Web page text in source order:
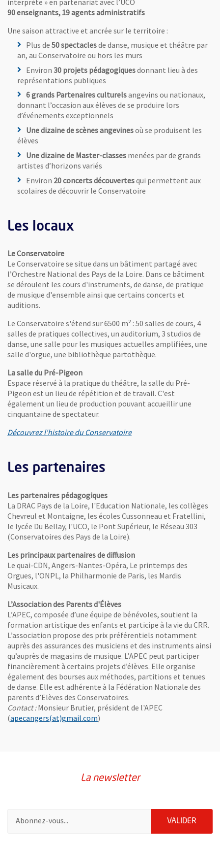
90 enseignants, 19 agents administratifs
Une saison attractive et ancrée sur le territoire :
Plus de 50 spectaclesde danse, musique et théâtre par
an, au Conservatoire ou hors les murs
Environ 30 projets pédagogiquesdonnant lieu à des
représentations publiques
6 grands Partenaires culturelsangevins ou nationaux,
donnant l’occasion aux élèves de se produire lors
d’événements exceptionnels
Une dizaine de scènes angevinesoù se produisent les
élèves
Une dizaine de Master-classes menées par de grands
artistes d’horizons variés
Environ 20 concerts découvertesqui permettent aux
scolaires de découvrir le Conservatoire
Les locaux
Le Conservatoire
Le Conservatoire se situe dans un bâtiment partagé avec
l’Orchestre National des Pays de la Loire. Dans ce bâtiment
se déroulent les cours d'instruments, de danse, de pratique
de musique d'ensemble ainsi que certains concerts et
auditions.
Le Conservatoire s'étend sur 6500 m² : 50 salles de cours, 4
salles de pratiques collectives, un auditorium, 3 studios de
danse, une salle pour les musiques actuelles amplifiées, une
salle d'orgue, une bibliothèque partothèque.
La salle du Pré-Pigeon
Espace réservé à la pratique du théâtre, la salle du Pré-
Pigeon est un lieu de répétition et de travail. C'est
également un lieu de production pouvant accueillir une
cinquantaine de spectateur.
Découvrez l'histoire du Conservatoire, Ouvre une nouvelle
Les partenaires
Les partenaires pédagogiques
La DRAC Pays de la Loire, l'Education Nationale, les collèges
Chevreul et Montaigne, les écoles Cussonneau et Fratellini,
le lycée Du Bellay, l'UCO, le Pont Supérieur, le Réseau 303
(Conservatoires des Pays de la Loire).
Les principaux partenaires de diffusion
Le quai-CDN, Angers-Nantes-Opéra, Le printemps des
Orgues, l'ONPL, la Philharmonie de Paris, les Mardis
Musicaux.
L’Association des Parents d'Élèves
L’APEC, composée d’une équipe de bénévoles, soutient la
formation artistique des enfants et participe à la vie du CRR.
L’association propose des prix préférentiels notamment
auprès des assurances des musiciens et des instruments ainsi
qu’auprès de magasins de musique. L’APEC peut participer
financièrement à certains projets d’élèves. Elle organise
également des bourses aux méthodes, partitions et tenues
de danse. Elle est adhérente à la Fédération Nationale des
parents d’Elèves des Conservatoires.
Contact :Monsieur Brutier, président de l'APEC
(apecangers(at)gmail.com, Ouvre une nouvelle fenêtre
)
La newsletter
VALIDER